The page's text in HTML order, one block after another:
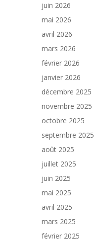
juin 2026
mai 2026
avril 2026
mars 2026
février 2026
janvier 2026
décembre 2025
novembre 2025
octobre 2025
septembre 2025
août 2025
juillet 2025
juin 2025
mai 2025
avril 2025
mars 2025
février 2025